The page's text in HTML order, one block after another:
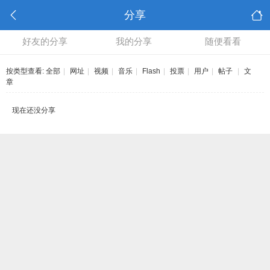
分享
好友的分享 我的分享 随便看看
按类型查看: 全部 网址 视频 音乐 Flash 投票 用户 帖子
文
章
现在还没分享